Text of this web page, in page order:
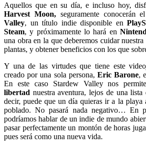
Aquellos que en su día, e incluso hoy,
Harvest Moon,seguramente conocerán
Valley, un título indie disponible en
Steam, y próximamente lo hará en
una obra en la que deberemos cuidar
plantas, y obtener beneficios con los que
Y una de las virtudes que tiene este
creado por una sola persona, Eric Barone,
En este caso Stardew Valley nos
libertad nuestra aventura, lejos de una
decir, puede que un día quieras ir a la playa
poblado. No pasará nada negativo… En
podríamos hablar de un indie de mundo
pasar perfectamente un montón de horas
pues será como una nueva vida.